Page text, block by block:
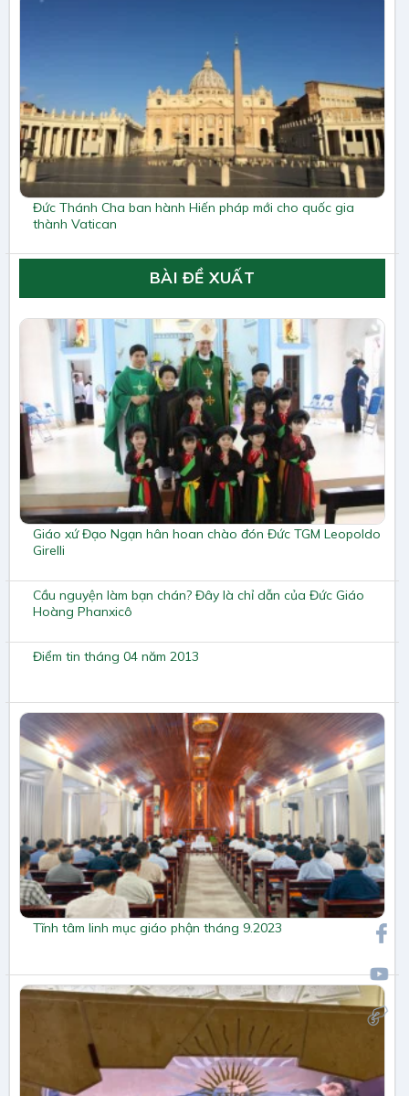
Đức Thánh Cha ban hành Hiến pháp mới cho quốc gia
thành Vatican
BÀI ĐỀ XUẤT
Giáo xứ Đạo Ngạn hân hoan chào đón Đức TGM Leopoldo
Girelli
Cầu nguyện làm bạn chán? Đây là chỉ dẫn của Đức Giáo
Hoàng Phanxicô
Điểm tin tháng 04 năm 2013
Tĩnh tâm linh mục giáo phận tháng 9.2023